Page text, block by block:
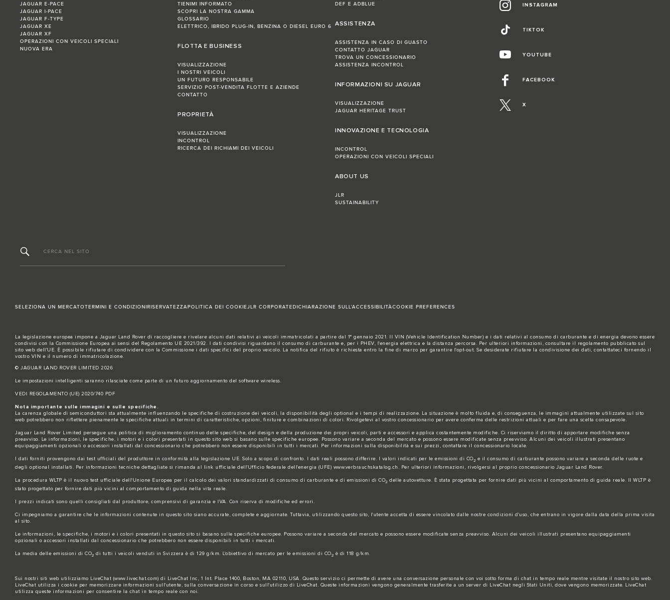
JAGUAR E‑PACE
JAGUAR I‑PACE
JAGUAR F‑TYPE
JAGUAR XE
JAGUAR XF
OPERAZIONI CON VEICOLI SPECIALI
NUOVA ERA
TIENIMI INFORMATO
SCOPRI LA NOSTRA GAMMA
GLOSSARIO
ELETTRICO, IBRIDO PLUG-IN, BENZINA O DIESEL EURO 6
FLOTTA E BUSINESS
VISUALIZZAZIONE
I NOSTRI VEICOLI
UN FUTURO RESPONSABILE
SERVIZIO POST-VENDITA FLOTTE E AZIENDE
CONTATTO
PROPRIETÀ
VISUALIZZAZIONE
INCONTROL
RICERCA DEI RICHIAMI DEI VEICOLI
DEF E ADBLUE
ASSISTENZA
ASSISTENZA IN CASO DI GUASTO
CONTATTO JAGUAR
TROVA UN CONCESSIONARIO
ASSISTENZA INCONTROL
INFORMAZIONI SU JAGUAR
VISUALIZZAZIONE
JAGUAR HERITAGE TRUST
INNOVAZIONE E TECNOLOGIA
INCONTROL
OPERAZIONI CON VEICOLI SPECIALI
ABOUT US
JLR
SUSTAINABILITY
INSTAGRAM
TIKTOK
YOUTUBE
FACEBOOK
X
CERCA NEL SITO
SELEZIONA UN MERCATOTERMINI E CONDIZIONIRISERVATEZZAPOLITICA DEI COOKIEJLR CORPORATEDICHIARAZIONE SULL'ACCESSIBILITÀCOOKIE PREFERENCES
La legislazione europea impone a Jaguar Land Rover di raccogliere e rivelare alcuni dati relativi ai veicoli immatricolati a partire dal 1° gennaio 2021. Il VIN (Vehicle Identification Number) e i dati relativi al consumo di carburante e di energia devono essere
condivisi con la Commissione Europea ai sensi del Regolamento UE 2021/392. I dati condivisi riguardano il consumo di carburante e, per i PHEV, l'energia elettrica e la distanza percorsa. Per ulteriori informazioni, consultare il regolamento pubblicato sul
sito web dell'UE . È possibile rifiutare di condividere con la Commissione i dati specifici del proprio veicolo. La notifica del rifiuto è richiesta entro la fine di marzo per garantire l'opt-out. Se desiderate rifiutare la condivisione dei dati, contattateci fornendo il
vostro VIN e il numero di immatricolazione.
© JAGUAR LAND ROVER LIMITED 2026
Le impostazioni intelligenti saranno rilasciate come parte di un futuro aggiornamento del software wireless.
VEDI REGOLAMENTO (UE) 2020/740 PDF
Nota importante sulle immagini e sulle specifiche.
La carenza globale di semiconduttori sta attualmente influenzando le specifiche di costruzione dei veicoli, la disponibilità degli optional e i tempi di realizzazione. La situazione è molto fluida e, di conseguenza, le immagini attualmente utilizzate sul sito
web potrebbero non riflettere pienamente le specifiche attuali in termini di caratteristiche, opzioni, finiture e combinazioni di colori. Rivolgetevi al vostro concessionario per avere conferma delle restrizioni attuali e per fare una scelta consapevole.
Jaguar Land Rover Limited persegue una politica di miglioramento continuo delle specifiche, del design e della produzione dei propri veicoli, parti e accessori e applica costantemente modifiche. Ci riserviamo il diritto di apportare modifiche senza
preavviso. Le informazioni, le specifiche, i motori e i colori presentati in questo sito web si basano sulle specifiche europee. Possono variare a seconda del mercato e possono essere modificate senza preavviso. Alcuni dei veicoli illustrati presentano
equipaggiamenti opzionali o accessori installati dal concessionario che potrebbero non essere disponibili in tutti i mercati. Per informazioni sulla disponibilità e sui prezzi, contattare il concessionario locale.
I dati forniti provengono dai test ufficiali del produttore in conformità alla legislazione UE. Solo a scopo di confronto. I dati reali possono differire. I valori indicati per le emissioni di CO2 e il consumo di carburante possono variare a seconda delle ruote e
degli optional installati. Per informazioni tecniche dettagliate si rimanda al link ufficiale dell'Ufficio federale dell'energia (UFE) www.verbrauchskatalog.ch . Per ulteriori informazioni, rivolgersi al proprio concessionario Jaguar Land Rover.
La procedura WLTP è il nuovo test ufficiale dell'Unione Europea per il calcolo dei valori standardizzati di consumo di carburante e di emissioni di CO2 delle autovetture. È stata progettata per fornire dati più vicini al comportamento di guida reale. Il WLTP è
stato progettato per fornire dati più vicini al comportamento di guida nella vita reale.
I prezzi indicati sono quelli consigliati dal produttore, comprensivi di garanzia e IVA. Con riserva di modifiche ed errori.
Ci impegniamo a garantire che le informazioni contenute in questo sito siano accurate, complete e aggiornate. Tuttavia, utilizzando questo sito, l'utente accetta di essere vincolato dalle nostre condizioni d'uso, che entrano in vigore dalla data della prima visita
al sito.
Le informazioni, le specifiche, i motori e i colori presentati in questo sito si basano sulle specifiche europee. Possono variare a seconda del mercato e possono essere modificate senza preavviso. Alcuni dei veicoli illustrati presentano equipaggiamenti
opzionali o accessori installati dal concessionario che potrebbero non essere disponibili in tutti i mercati.
La media delle emissioni di CO2 di tutti i veicoli venduti in Svizzera è di 129 g/km. L'obiettivo di mercato per le emissioni di CO2 è di 118 g/km.
Sui nostri siti web utilizziamo LiveChat (www.livechat.com) di LiveChat Inc, 1 Int. Place 1400, Boston, MA 02110, USA. Questo servizio ci permette di avere una conversazione personale con voi sotto forma di chat in tempo reale mentre visitate il nostro sito web.
LiveChat utilizza i cookie per memorizzare informazioni sull'utente, sulla conversazione in corso e sull'utilizzo di LiveChat. Queste informazioni vengono generalmente trasferite a un server di LiveChat negli Stati Uniti, dove vengono memorizzate. LiveChat
utilizza queste informazioni per consentire la chat in tempo reale con noi.